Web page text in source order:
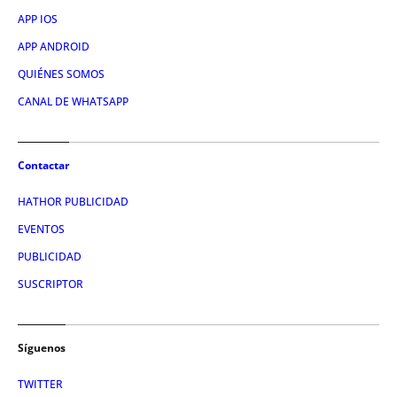
APP IOS
APP ANDROID
QUIÉNES SOMOS
CANAL DE WHATSAPP
Contactar
HATHOR PUBLICIDAD
EVENTOS
PUBLICIDAD
SUSCRIPTOR
Síguenos
TWITTER